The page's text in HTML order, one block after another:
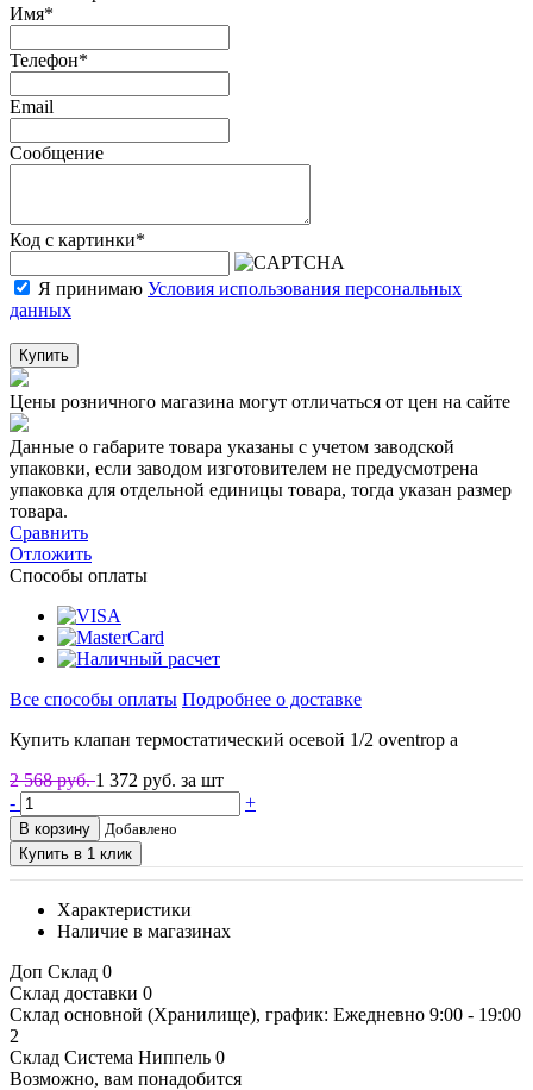
Имя*
Телефон*
Email
Сообщение
Код с картинки*
Я принимаю Условия использования персональных
данных
Купить
Цены розничного магазина могут отличаться от цен на сайте
Данные о габарите товара указаны с учетом заводской
упаковки, если заводом изготовителем не предусмотрена
упаковка для отдельной единицы товара, тогда указан размер
товара.
Сравнить
Отложить
Способы оплаты
Все способы оплаты Подробнее о доставке
Купить клапан термостатический осевой 1/2 oventrop a
2 568 руб.1 372 руб. за шт
-
+
В корзину
Добавлено
Купить в 1 клик
Характеристики
Наличие в магазинах
Доп Склад 0
Склад доставки 0
Склад основной (Хранилище), график: Ежедневно 9:00 - 19:00
2
Склад Система Ниппель 0
Возможно, вам понадобится